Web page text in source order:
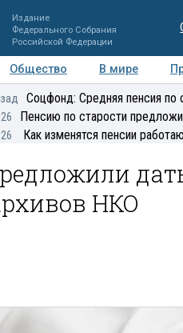
Издание
Федерального Собрания
Российской Федерации
Общество В мире
Регионы
Соцфонд: Средняя пенсия по
Пенсию по старости
Как изменятся пенсии
НКО